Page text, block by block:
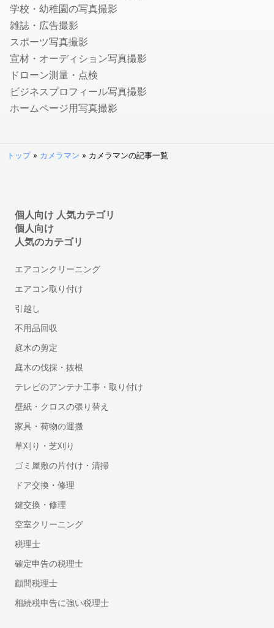
水道のつまり修理
浄水器の取付・交換
水道蛇口交換
水道の水漏れ修理
シャワーヘッド・シャワーホースの交換
排水管洗浄
トイレの故障・修理
お風呂の排水口つまり修理
会社設立・起業開業に強い税理士
顧問税理士
相続税申告に強い税理士
融資・資金調達に強い税理士
社会保険労務士
就業規則・社内規定・36協定作成の社労士
年度更新・算定基礎の社労士
意匠登録に強い事務所・弁理士
商標登録・出願に強い事務所・弁理士
家族写真・記念写真の出張撮影
遺影・生前撮影
成人式写真の前撮り・出張撮影
学校・幼稚園の写真撮影
雑誌・広告撮影
スポーツ写真撮影
宣材・オーディション写真撮影
ドローン測量・点検
ビジネスプロフィール写真撮影
ホームページ用写真撮影
トップ» カメラマン » カメラマンの記事一覧
個人向け 人気カテゴリ
個人向け
人気のカテゴリ
エアコンクリーニング
エアコン取り付け
引越し
不用品回収
庭木の剪定
庭木の伐採・抜根
テレビのアンテナ工事・取り付け
壁紙・クロスの張り替え
家具・荷物の運搬
草刈り・芝刈り
ゴミ屋敷の片付け・清掃
ドア交換・修理
鍵交換・修理
空室クリーニング
税理士
確定申告の税理士
顧問税理士
相続税申告に強い税理士